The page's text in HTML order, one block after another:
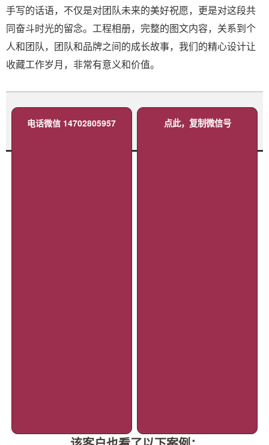
手写的话语，不仅是对团队未来的美好祝愿，更是对这段共
同奋斗时光的留念。工程相册，完整的图文内容，关系到个
人和团队，团队和品牌之间的成长故事，我们的精心设计让
收藏工作岁月，非常有意义和价值。
电话微信 14702805957 点此，复制微信号